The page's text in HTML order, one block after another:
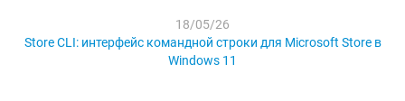
18/05/26
Store CLI: интерфейс командной строки для Microsoft Store в
Windows 11